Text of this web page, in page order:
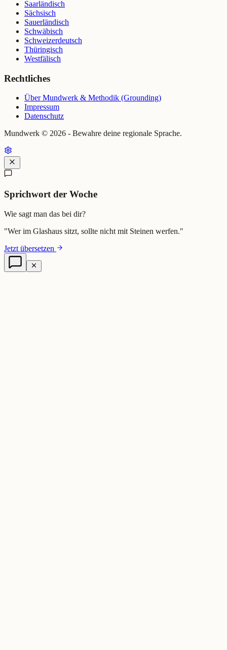
Saarländisch
Sächsisch
Sauerländisch
Schwäbisch
Schweizerdeutsch
Thüringisch
Westfälisch
Rechtliches
Über Mundwerk & Methodik (Grounding)
Impressum
Datenschutz
Mundwerk © 2026 - Bewahre deine regionale Sprache.
Sprichwort der Woche
Wie sagt man das bei dir?
"Wer im Glashaus sitzt, sollte nicht mit Steinen werfen."
Jetzt übersetzen